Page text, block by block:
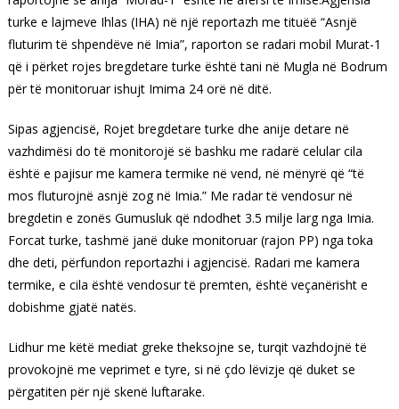
turke e lajmeve Ihlas (IHA) në një reportazh me tituëë “Asnjë
fluturim të shpendëve në Imia”, raporton se radari mobil Murat-1
që i përket rojes bregdetare turke është tani në Mugla në Bodrum
për të monitoruar ishujt Imima 24 orë në ditë.
Sipas agjencisë, Rojet bregdetare turke dhe anije detare në
vazhdimësi do të monitorojë së bashku me radarë celular cila
është e pajisur me kamera termike në vend, në mënyrë që “të
mos fluturojnë asnjë zog në Imia.” Me radar të vendosur në
bregdetin e zonës Gumusluk që ndodhet 3.5 milje larg nga Imia.
Forcat turke, tashmë janë duke monitoruar (rajon PP) nga toka
dhe deti, përfundon reportazhi i agjencisë. Radari me kamera
termike, e cila është vendosur të premten, është veçanërisht e
dobishme gjatë natës.
Lidhur me këtë mediat greke theksojne se, turqit vazhdojnë të
provokojnë me veprimet e tyre, si në çdo lëvizje që duket se
përgatiten për një skenë luftarake.